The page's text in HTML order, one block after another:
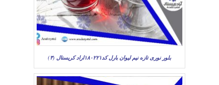
بلور نوری تازه نیم لیوان بارل کد۱۸۰۲۲۱اراد کریستال (۳)